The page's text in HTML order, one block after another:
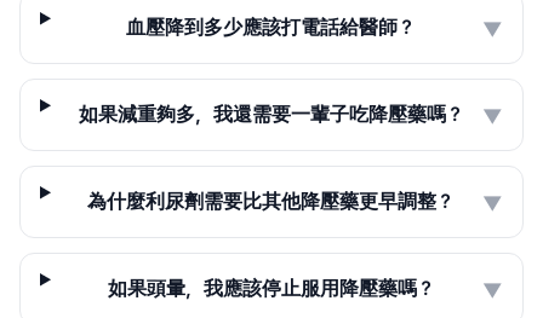
血壓降到多少應該打電話給醫師？ ▼
如果減重夠多，我還需要一輩子吃降壓藥嗎？ ▼
為什麼利尿劑需要比其他降壓藥更早調整？ ▼
如果頭暈，我應該停止服用降壓藥嗎？ ▼